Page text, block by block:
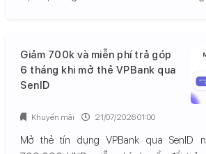
Giảm 700k và miễn phí trả góp
6 tháng khi mở thẻ VPBank qua
SenID
Mở thẻ tín dụng VPBank qua SenID
Khuyến mãi 21/07/2026 01:00